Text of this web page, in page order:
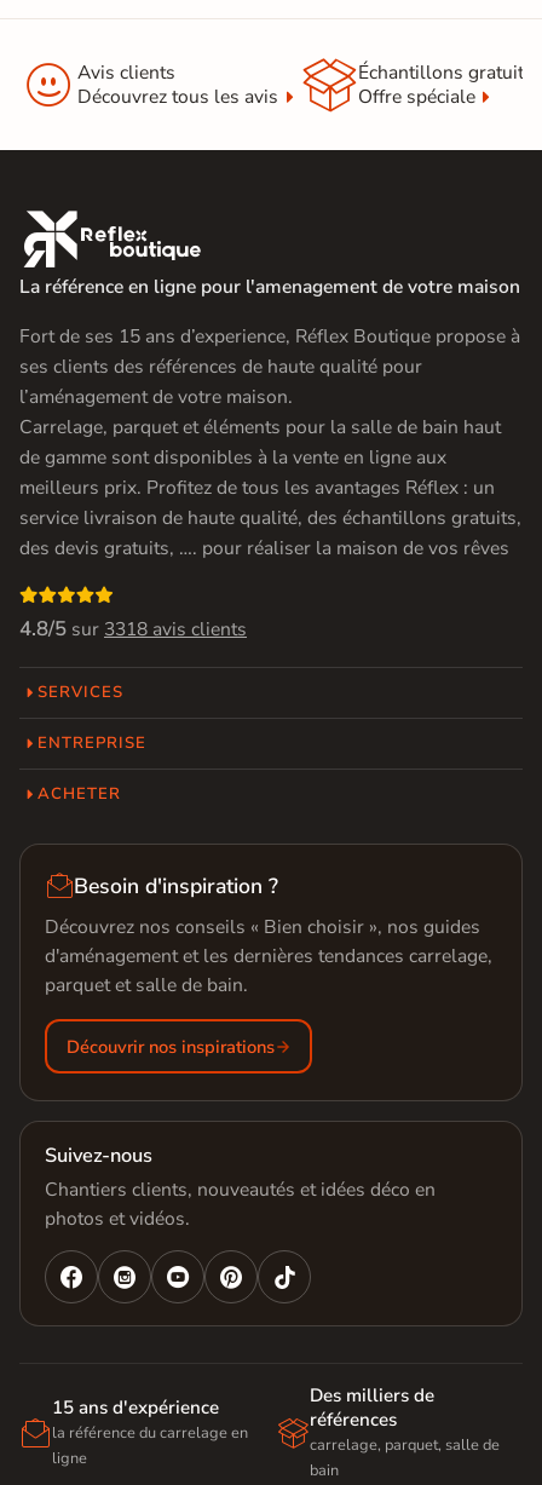
 Avis clients
Découvrez tous les avis
Échantillons gratuit
Offre spéciale

La référence en ligne pour l'amenagement de votre maison
Fort de ses 15 ans d’experience, Réflex Boutique propose à
ses clients des références de haute qualité pour
l’aménagement de votre maison.
Carrelage, parquet et éléments pour la salle de bain haut
de gamme sont disponibles à la vente en ligne aux
meilleurs prix. Profitez de tous les avantages Réflex : un
service livraison de haute qualité, des échantillons gratuits,
des devis gratuits, …. pour réaliser la maison de vos rêves

4.8/5 sur 3318 avis clients
SERVICES
ENTREPRISE
ACHETER
Besoin d'inspiration ?
Découvrez nos conseils « Bien choisir », nos guides
d'aménagement et les dernières tendances carrelage,
parquet et salle de bain.
Découvrir nos inspirations
Suivez-nous
Chantiers clients, nouveautés et idées déco en
photos et vidéos.
   

15 ans d'expérience
la référence du carrelage en
ligne

Des milliers de
références
carrelage, parquet, salle de
bain